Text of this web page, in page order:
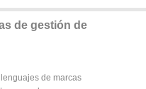
de gestión de
de marcas